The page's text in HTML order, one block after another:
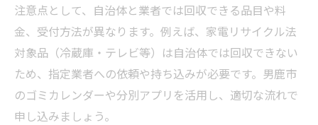
注意点として、自治体と業者では回収できる品目や料
金、受付方法が異なります。例えば、家電リサイクル法
対象品（冷蔵庫・テレビ等）は自治体では回収できない
ため、指定業者への依頼や持ち込みが必要です。男鹿市
のゴミカレンダーや分別アプリを活用し、適切な流れで
申し込みましょう。